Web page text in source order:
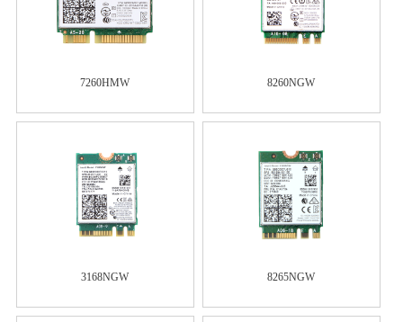
7260HMW 8260NGW
3168NGW 8265NGW